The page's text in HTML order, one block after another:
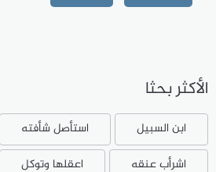
الأكثر بحثا
ابن السبيل استأصل شأفته
اشرأب عنقه
اعقلها وتوكل